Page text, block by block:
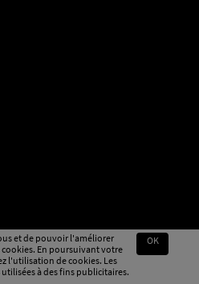
et de pouvoir l'améliorer
En poursuivant votre
l'utilisation de cookies. Les
à des fins publicitaires.
OK